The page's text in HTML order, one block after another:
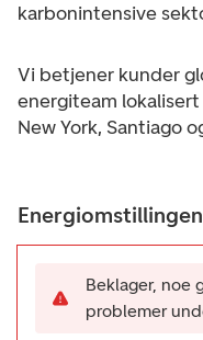
karbonintensive
Vi betjener kunder
energiteam
New York, Santiago
Energiomstillingen
Beklager, noe
problemer